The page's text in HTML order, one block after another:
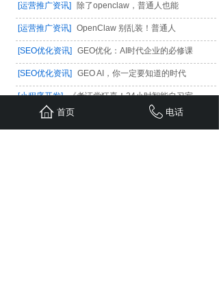
[运营推广资讯] 除了openclaw，普通人也能
[运营推广资讯] OpenClaw 别乱装！普通人
[SEO优化资讯] GEO优化：AI时代企业的必修课
[SEO优化资讯] GEO AI，你一定要知道的时代
[小程序开发] 《考证党狂喜！24小时智能自习室
[小程序开发] 《高中生周末逆袭指南！24小时无
首页 电话